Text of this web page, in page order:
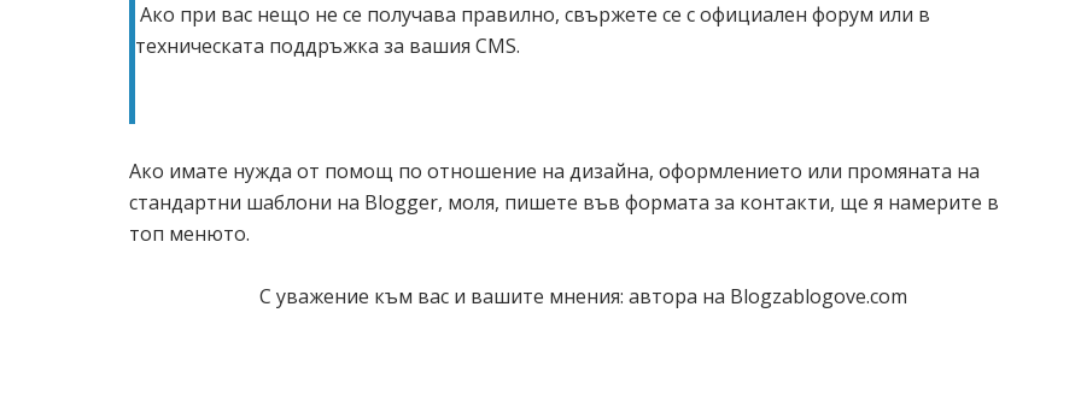
Ако при вас нещо не се получава правилно, свържете се с официален форум или в
техническата поддръжка за вашия CMS.
Ако имате нужда от помощ по отношение на дизайна, оформлението или промяната на
стандартни шаблони на Blogger, моля, пишете във формата за контакти, ще я намерите в
топ менюто.
С уважение към вас и вашите мнения: автора на Blogzablogove.com